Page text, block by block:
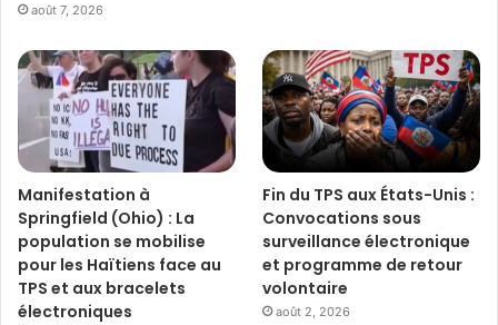
août 7, 2026
Manifestation à
Springfield (Ohio) : La
population se mobilise
pour les Haïtiens face au
TPS et aux bracelets
électroniques
Fin du TPS aux États-Unis :
Convocations sous
surveillance électronique
et programme de retour
volontaire
août 2, 2026